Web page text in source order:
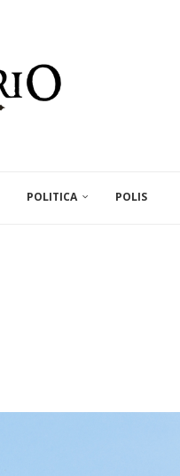
POLITICA POLIS